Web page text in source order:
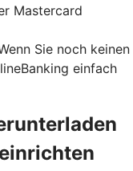
Mastercard
Sie noch keinen
einfach